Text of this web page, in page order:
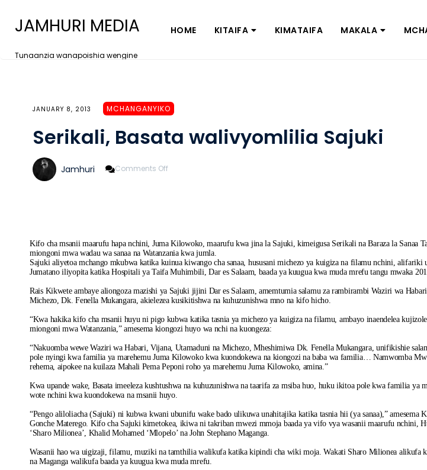
JAMHURI MEDIA
Tunaanzia wanapoishia wengine
HOME KITAIFA KIMATAIFA MAKALA
JANUARY 8, 2013 MCHANGANYIKO
Serikali, Basata walivyomlilia Sajuki
Jamhuri Comments Off
Kifo cha msanii maarufu hapa nchini, Juma Kilowoko, maarufu kwa jina la Sajuki, kimeigusa Serikali na Baraza la Sanaa
miongoni mwa wadau wa sanaa na Watanzania kwa jumla.
Sajuki aliyetoa mchango mkubwa katika kuinua kiwango cha sanaa, hususani michezo ya kuigiza na filamu nchini, alifariki
Jumatano iliyopita katika Hospitali ya Taifa Muhimbili, Dar es Salaam, baada ya kuugua kwa muda mrefu tangu mwaka
Rais Kikwete ambaye aliongoza mazishi ya Sajuki jijini Dar es Salaam, amemtumia salamu za rambirambi Waziri wa
Michezo, Dk. Fenella Mukangara, akielezea kusikitishwa na kuhuzunishwa mno na kifo hicho.
“Kwa hakika kifo cha msanii huyu ni pigo kubwa katika tasnia ya michezo ya kuigiza na filamu, ambayo inaendelea
miongoni mwa Watanzania,” amesema kiongozi huyo wa nchi na kuongeza:
“Nakuomba wewe Waziri wa Habari, Vijana, Utamaduni na Michezo, Mheshimiwa Dk. Fenella Mukangara, unifikishie
pole nyingi kwa familia ya marehemu Juma Kilowoko kwa kuondokewa na kiongozi na baba wa familia… Namwomba
rehema, aipokee na kuilaza Mahali Pema Peponi roho ya marehemu Juma Kilowoko, amina.”
Kwa upande wake, Basata imeeleza kushtushwa na kuhuzunishwa na taarifa za msiba huo, huku ikitoa pole kwa familia ya
wote nchini kwa kuondokewa na msanii huyo.
“Pengo aliloliacha (Sajuki) ni kubwa kwani ubunifu wake bado ulikuwa unahitajika katika tasnia hii (ya sanaa),” amesema
Gonche Materego. Kifo cha Sajuki kimetokea, ikiwa ni takriban mwezi mmoja baada ya vifo vya wasanii maarufu nchini,
‘Sharo Milionea’, Khalid Mohamed ‘Mlopelo’ na John Stephano Maganga.
Wasanii hao wa uigizaji, filamu, muziki na tamthilia walikufa katika kipindi cha wiki moja. Wakati Sharo Milionea alikufa
na Maganga walikufa baada ya kuugua kwa muda mrefu.